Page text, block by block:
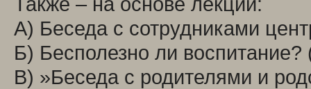
А) Беседа с сотрудниками
Б) Бесполезно ли воспитание?
В) »Беседа с родителями и